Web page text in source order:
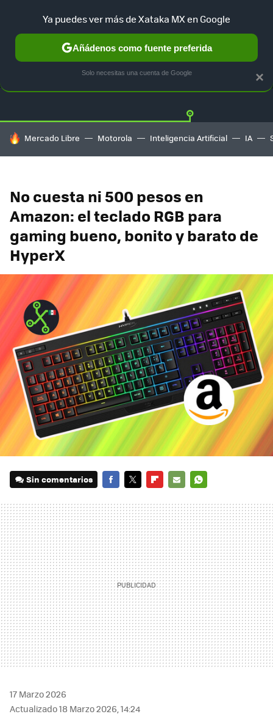
GUÍA DE COMPRAS MERCADO LIBRE
HOY SE HABLA DE
Mercado Libre Motorola Inteligencia Artificial IA
No cuesta ni 500 pesos en
Amazon: el teclado RGB para
gaming bueno, bonito y barato de
HyperX
Sin comentarios
MAIL
17 Marzo 2026
Actualizado 18 Marzo 2026, 14:24
×
Ya puedes ver más de Xataka MX en Google
Añádenos como fuente preferida
Solo necesitas una cuenta de Google